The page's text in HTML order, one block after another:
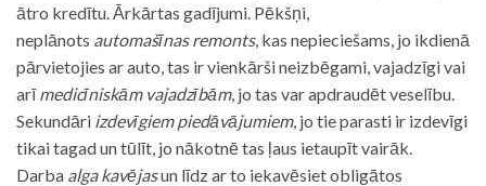
ātro kredītu. Ārkārtas gadījumi. Pēkšņi,
neplānots automašīnas remonts, kas nepieciešams, jo ikdienā
pārvietojies ar auto, tas ir vienkārši neizbēgami, vajadzīgi vai
arīmedicīniskām vajadzībām, jo tas var apdraudēt veselību.
Sekundāri izdevīgiem piedāvājumiem, jo tie parasti ir izdevīgi
tikai tagad un tūlīt, jo nākotnē tas ļaus ietaupīt vairāk.
Darba alga kavējasun līdz ar to iekavēsiet obligātos